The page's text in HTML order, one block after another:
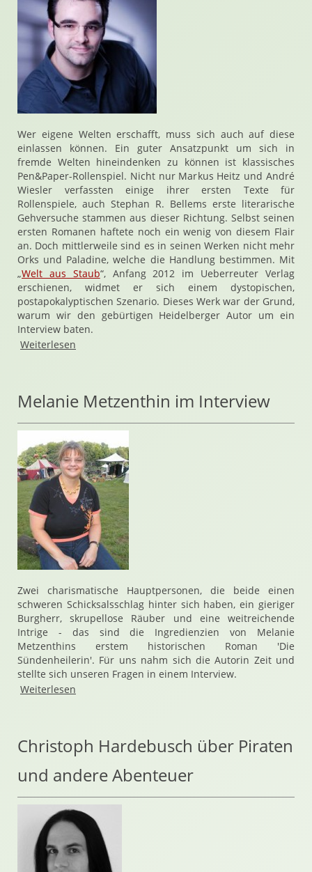
Wer eigene Welten erschafft, muss sich auch auf diese
einlassen können. Ein guter Ansatzpunkt um sich in
fremde Welten hineindenken zu können ist klassisches
Pen&Paper-Rollenspiel. Nicht nur Markus Heitz und André
Wiesler verfassten einige ihrer ersten Texte für
Rollenspiele, auch Stephan R. Bellems erste literarische
Gehversuche stammen aus dieser Richtung. Selbst seinen
ersten Romanen haftete noch ein wenig von diesem Flair
an. Doch mittlerweile sind es in seinen Werken nicht mehr
Orks und Paladine, welche die Handlung bestimmen. Mit
„Welt aus Staub“, Anfang 2012 im Ueberreuter Verlag
erschienen, widmet er sich einem dystopischen,
postapokalyptischen Szenario. Dieses Werk war der Grund,
warum wir den gebürtigen Heidelberger Autor um ein
Interview baten.
Weiterlesen
Melanie Metzenthin im Interview
Zwei charismatische Hauptpersonen, die beide einen
schweren Schicksalsschlag hinter sich haben, ein gieriger
Burgherr, skrupellose Räuber und eine weitreichende
Intrige - das sind die Ingredienzien von Melanie
Metzenthins erstem historischen Roman 'Die
Sündenheilerin'. Für uns nahm sich die Autorin Zeit und
stellte sich unseren Fragen in einem Interview.
Weiterlesen
Christoph Hardebusch über Piraten
und andere Abenteuer